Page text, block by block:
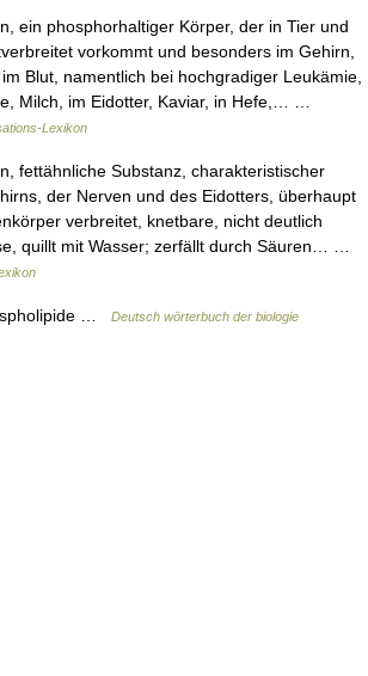
ein phosphorhaltiger Körper, der in Tier und
vorkommt und besonders im Gehirn,
Blut, namentlich bei hochgradiger Leukämie,
Milch, im Eidotter, Kaviar, in Hefe,… …
Lexikon
fettähnliche Substanz, charakteristischer
der Nerven und des Eidotters, überhaupt
verbreitet, knetbare, nicht deutlich
quillt mit Wasser; zerfällt durch Säuren… …
… Deutsch wörterbuch der biologie